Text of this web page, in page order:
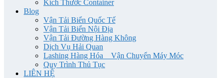
Kích Thước Container
Blog
Vận Tải Biển Quốc Tế
Vận Tải Biển Nội Địa
Vận Tải Đường Hàng Không
Dịch Vụ Hải Quan
Lashing Hàng Hóa _ Vận Chuyển Máy Móc
Quy Trình Thủ Tục
LIÊN HỆ